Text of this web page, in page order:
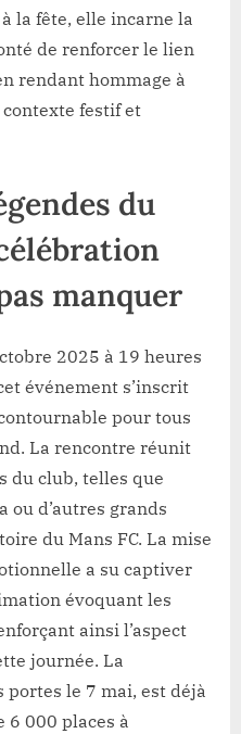
la fête, elle incarne la
de renforcer le lien
rendant hommage à
contexte festif et
du
manquer
2025 à 19 heures
événement s’inscrit
pour tous
La rencontre réunit
du club, telles que
ou d’autres grands
du Mans FC. La mise
a su captiver
évoquant les
ainsi l’aspect
journée. La
le 7 mai, est déjà
6 000 places à